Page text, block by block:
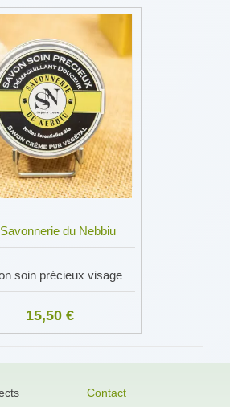
du Nebbiu
soin précieux visage
15,50 €
Contact